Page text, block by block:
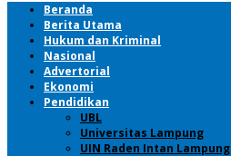
Beranda
Berita Utama
Hukum dan Kriminal
Nasional
Advertorial
Ekonomi
Pendidikan
UBL
Universitas Lampung
UIN Raden Intan Lampung